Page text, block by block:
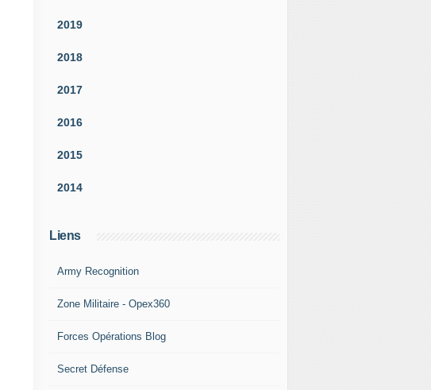
2019
2018
2017
2016
2015
2014
Liens
Army Recognition
Zone Militaire - Opex360
Forces Opérations Blog
Secret Défense